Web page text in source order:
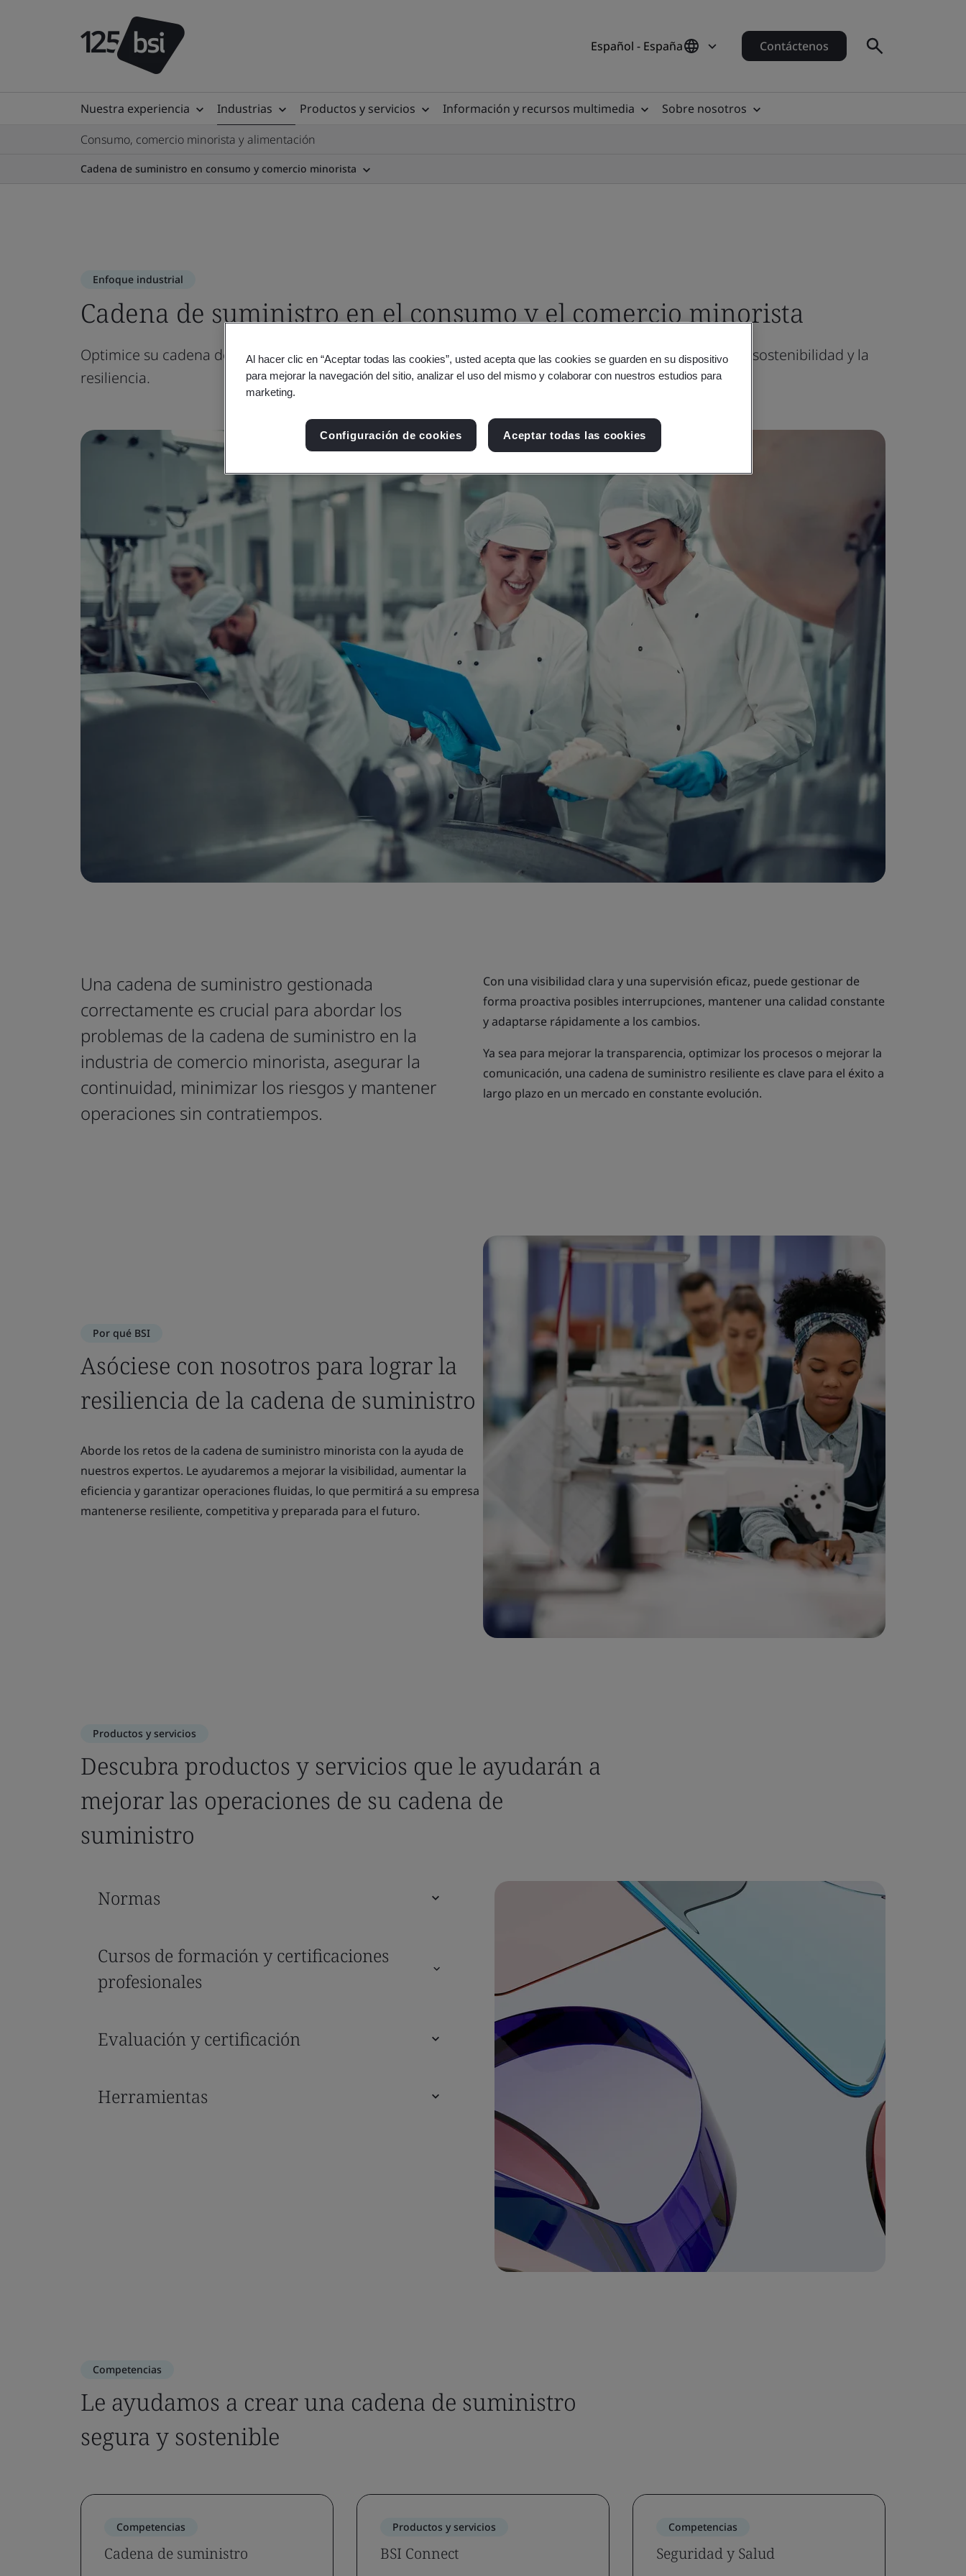
Español - España Contáctenos
Nuestra experiencia Industrias Productos y servicios Información y recursos multimedia
Sobre nosotros
Consumo, comercio minorista y alimentación
Cadena de suministro en consumo y comercio minorista
Enfoque industrial
Cadena de suministro en el consumo y el comercio minorista
Optimice su cadena de suministro minorista y de consumo con estrategias que impulsen la eficacia, la sostenibilidad y la
resiliencia.
Una cadena de suministro gestionada
correctamente es crucial para abordar los
problemas de la cadena de suministro en la
industria de comercio minorista, asegurar la
continuidad, minimizar los riesgos y mantener
operaciones sin contratiempos.
Con una visibilidad clara y una supervisión eficaz, puede gestionar de
forma proactiva posibles interrupciones, mantener una calidad constante
y adaptarse rápidamente a los cambios.
Ya sea para mejorar la transparencia, optimizar los procesos o mejorar la
comunicación, una cadena de suministro resiliente es clave para el éxito a
largo plazo en un mercado en constante evolución.
Por qué BSI
Asóciese con nosotros para lograr la
resiliencia de la cadena de suministro
Aborde los retos de la cadena de suministro minorista con la ayuda de
nuestros expertos. Le ayudaremos a mejorar la visibilidad, aumentar la
eficiencia y garantizar operaciones fluidas, lo que permitirá a su empresa
mantenerse resiliente, competitiva y preparada para el futuro.
Productos y servicios
Descubra productos y servicios que le ayudarán a
mejorar las operaciones de su cadena de
suministro
Normas
Cursos de formación y certificaciones
profesionales
Evaluación y certificación
Herramientas
Competencias
Le ayudamos a crear una cadena de suministro
segura y sostenible
Competencias
Cadena de suministro
Productos y servicios
BSI Connect
Competencias
Seguridad y Salud
Al hacer clic en “Aceptar todas las cookies”, usted acepta que las cookies se guarden en su dispositivo
para mejorar la navegación del sitio, analizar el uso del mismo y colaborar con nuestros estudios para
marketing.
Configuración de cookies Aceptar todas las cookies